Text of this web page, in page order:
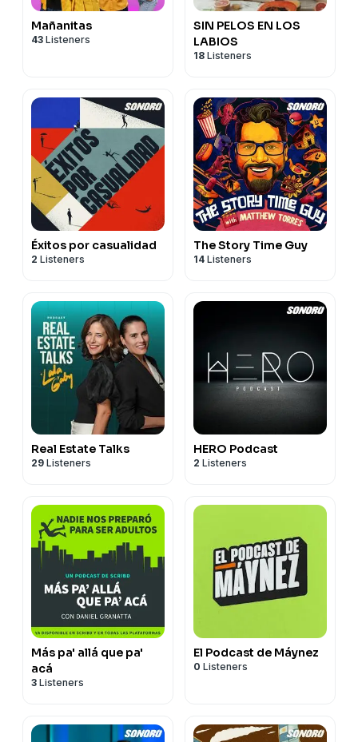
Mañanitas
43 Listeners
SIN PELOS EN LOS
LABIOS
18 Listeners
Éxitos por casualidad
2 Listeners
The Story Time Guy
14 Listeners
Real Estate Talks
29 Listeners
HERO Podcast
2 Listeners
Más pa' allá que pa'
acá
3 Listeners
El Podcast de Máynez
0 Listeners